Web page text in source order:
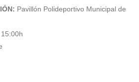
Pavillón Polideportivo Municipal de